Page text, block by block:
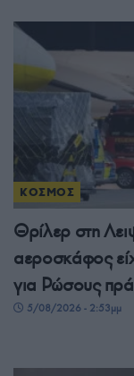
ΚΟΣΜΟΣ
Θρίλερ στη
αεροσκάφος
για Ρώσους
5/08/2026 - 2:53μμ